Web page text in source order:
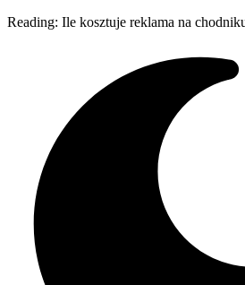
Reading: Ile kosztuje reklama na